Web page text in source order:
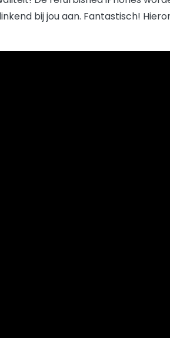
bij jou aan. Fantastisch!